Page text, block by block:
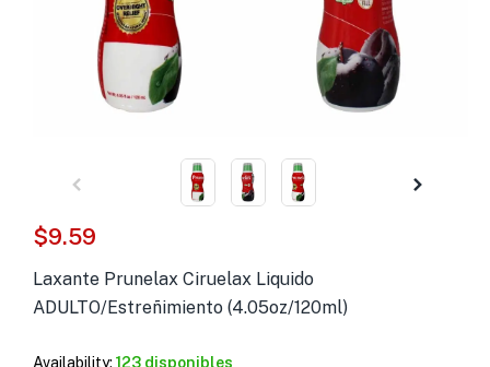
y Suplementos )
$9.59
Laxante Prunelax Ciruelax Liquido
ADULTO/Estreñimiento (4.05oz/120ml)
Availability: 123 disponibles